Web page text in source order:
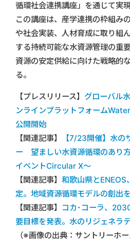
循環社会連携講座」を通じて実
この講座は、産学連携の枠組み
や社会実装、人材育成に取り組
する持続可能な水資源管理の重
資源の安定供給に向けた戦略的
る。
【プレスリリース】 グローバル
ンラインプラットフォーム
公開開始
【関連記事】
【7/23開催】水の
ー 望ましい水資源循環のあり
イベントCircular X〜
【関連記事】 和歌山県とENEOS
定。地域資源循環モデルの創出
【関連記事】
コカ･コーラ、
要目標を発表。水のリジェネラ
（※画像の出典：サントリーホ